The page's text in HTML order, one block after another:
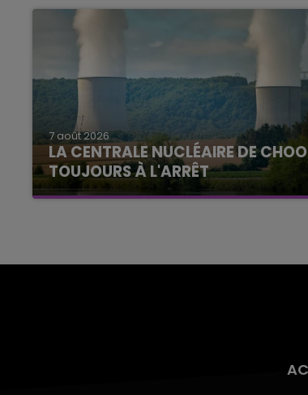
7 août 2026
LA CENTRALE NUCLÉAIRE DE
TOUJOURS À L'ARRÊT
Cela fait déjà une semaine que la